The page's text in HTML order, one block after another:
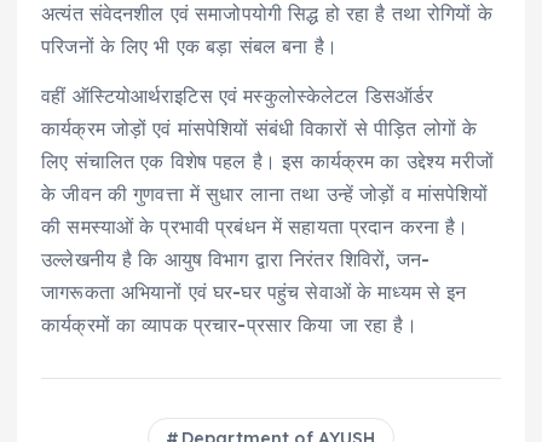
अत्यंत संवेदनशील एवं समाजोपयोगी सिद्ध हो रहा है तथा रोगियों के
परिजनों के लिए भी एक बड़ा संबल बना है।
वहीं ऑस्टियोआर्थराइटिस एवं मस्कुलोस्केलेटल डिसऑर्डर
कार्यक्रम जोड़ों एवं मांसपेशियों संबंधी विकारों से पीड़ित लोगों के
लिए संचालित एक विशेष पहल है। इस कार्यक्रम का उद्देश्य मरीजों
के जीवन की गुणवत्ता में सुधार लाना तथा उन्हें जोड़ों व मांसपेशियों
की समस्याओं के प्रभावी प्रबंधन में सहायता प्रदान करना है।
उल्लेखनीय है कि आयुष विभाग द्वारा निरंतर शिविरों, जन-
जागरूकता अभियानों एवं घर-घर पहुंच सेवाओं के माध्यम से इन
कार्यक्रमों का व्यापक प्रचार-प्रसार किया जा रहा है।